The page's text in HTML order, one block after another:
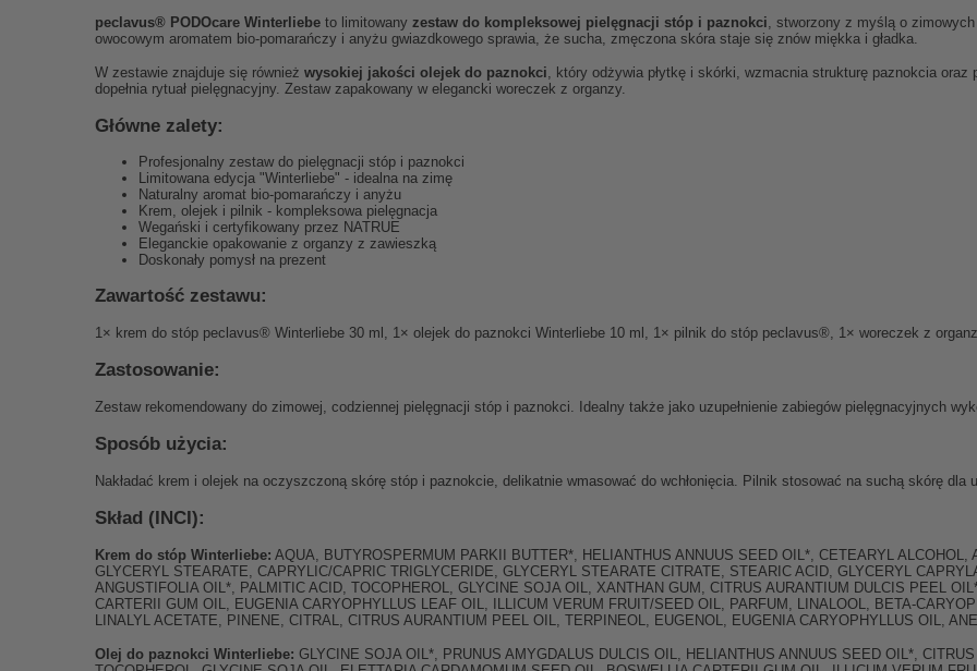
peclavus® PODOcare Winterliebe to limitowany zestaw do kompleksowej pielęgnacji stóp i paznokci, stworzony z myślą o
owocowym aromatem bio-pomarańczy i anyżu gwiazdkowego sprawia, że sucha, zmęczona skóra staje się znów miękka i gładka.
W zestawie znajduje się również wysokiej jakości olejek do paznokci, który odżywia płytkę i skórki, wzmacnia strukturę paznokcia oraz
dopełnia rytuał pielęgnacyjny. Zestaw zapakowany w elegancki woreczek z organzy.
Główne zalety:
Profesjonalny zestaw do pielęgnacji stóp i paznokci
Limitowana edycja "Winterliebe" - idealna na zimę
Naturalny aromat bio-pomarańczy i anyżu
Krem, olejek i pilnik - kompleksowa pielęgnacja
Wegański i certyfikowany przez NATRUE
Eleganckie opakowanie z organzy z zawieszką
Doskonały pomysł na prezent
Zawartość zestawu:
1× krem do stóp peclavus® Winterliebe 30 ml, 1× olejek do paznokci Winterliebe 10 ml, 1× pilnik do stóp peclavus®, 1× woreczek z
Zastosowanie:
Zestaw rekomendowany do zimowej, codziennej pielęgnacji stóp i paznokci. Idealny także jako uzupełnienie zabiegów pielęgnacyjnych
Sposób użycia:
Nakładać krem i olejek na oczyszczoną skórę stóp i paznokcie, delikatnie wmasować do wchłonięcia. Pilnik stosować na suchą skórę dla
Skład (INCI):
Krem do stóp Winterliebe: AQUA, BUTYROSPERMUM PARKII BUTTER*, HELIANTHUS ANNUUS SEED OIL*, CETEARYL
GLYCERYL STEARATE, CAPRYLIC/CAPRIC TRIGLYCERIDE, GLYCERYL STEARATE CITRATE, STEARIC ACID, GLYCERYL
ANGUSTIFOLIA OIL*, PALMITIC ACID, TOCOPHEROL, GLYCINE SOJA OIL, XANTHAN GUM, CITRUS AURANTIUM DULCIS PEEL
CARTERII GUM OIL, EUGENIA CARYOPHYLLUS LEAF OIL, ILLICUM VERUM FRUIT/SEED OIL, PARFUM, LINALOOL, BETA-
LINALYL ACETATE, PINENE, CITRAL, CITRUS AURANTIUM PEEL OIL, TERPINEOL, EUGENOL, EUGENIA CARYOPHYLLUS OIL,
Olej do paznokci Winterliebe: GLYCINE SOJA OIL*, PRUNUS AMYGDALUS DULCIS OIL, HELIANTHUS ANNUUS SEED OIL*,